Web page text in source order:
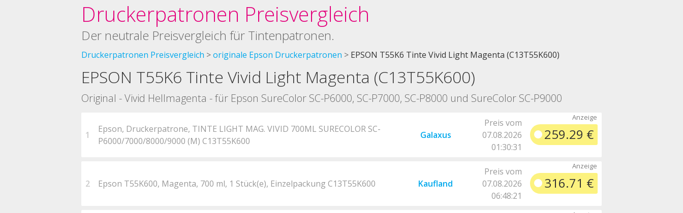
Druckerpatronen Preisvergleich
Der neutrale Preisvergleich für Tintenpatronen.
Druckerpatronen Preisvergleich originale Epson Druckerpatronen EPSON T55K6 Tinte Vivid Light Magenta (C13T55K600)
EPSON T55K6 Tinte Vivid Light Magenta (C13T55K600)
Original - Vivid Hellmagenta - für Epson SureColor SC-P6000, SC-P7000, SC-P8000 und SureColor SC-P9000
1
Epson, Druckerpatrone, TINTE LIGHT MAG. VIVID 700ML SURECOLOR SC-
P6000/7000/8000/9000 (M) C13T55K600
Galaxus
Preis vom
07.08.2026
01:30:31
259.29 €
2 Epson T55K600, Magenta, 700 ml, 1 Stück(e), Einzelpackung C13T55K600 Kaufland
Preis vom
07.08.2026
06:48:21
316.71 €